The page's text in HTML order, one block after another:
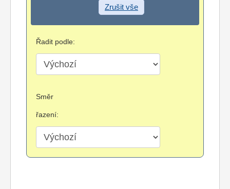
Zrušit vše
Řadit podle:
Směr
řazení: